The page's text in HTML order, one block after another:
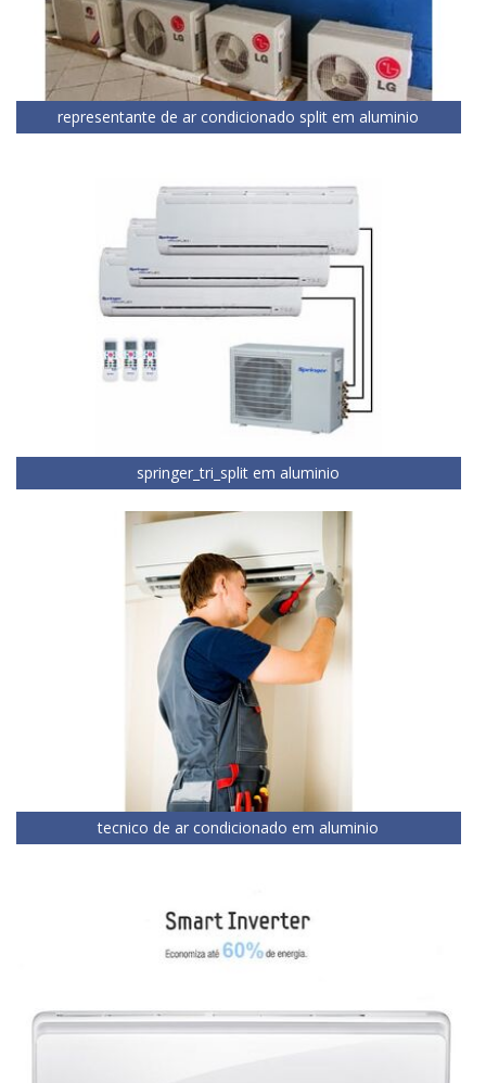
representante de ar condicionado split em aluminio
springer_tri_split em aluminio
tecnico de ar condicionado em aluminio